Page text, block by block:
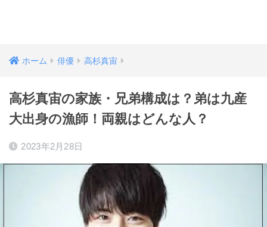
ホーム 俳優 高杉真宙
高杉真宙の家族・兄弟構成は？弟は九産
大出身の漁師！両親はどんな人？
2023年2月28日